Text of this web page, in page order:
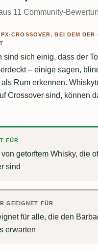
11 Community-
CROSSOVER, BEI DEM DER
sind sich einig, dass der
– einige sagen,
Rum erkennen.
Crossover sind, können
FÜR
getorftem Whisky, die
sind
GEEIGNET FÜR
für alle, die den
erwarten